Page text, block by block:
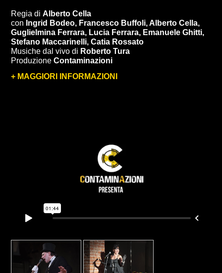
Regia diAlberto Cella
con Ingrid Bodeo, Francesco Buffoli, Alberto Cella,
Guglielmina Ferrara, Lucia Ferrara, Emanuele Ghitti,
Stefano Maccarinelli, Catia Rossato
Musiche dal vivo di Roberto Tura
ProduzioneContaminazioni
+ MAGGIORI INFORMAZIONI